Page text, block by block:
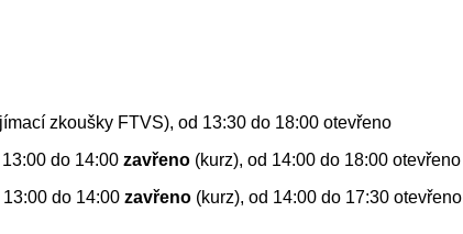
zkoušky FTVS), od 13:30 do 18:00 otevřeno
13:00 do 14:00zavřeno (kurz), od 14:00 do 18:00 otevřeno
13:00 do 14:00zavřeno (kurz), od 14:00 do 17:30 otevřeno